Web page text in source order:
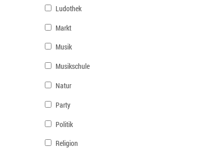
Ludothek
Markt
Musik
Musikschule
Natur
Party
Politik
Religion